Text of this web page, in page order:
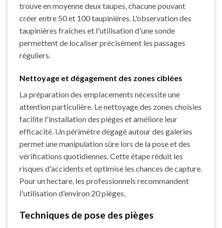
trouve en moyenne deux taupes, chacune pouvant
créer entre 50 et 100 taupinières. L'observation des
taupinières fraîches et l'utilisation d'une sonde
permettent de localiser précisément les passages
réguliers.
Nettoyage et dégagement des zones ciblées
La préparation des emplacements nécessite une
attention particulière. Le nettoyage des zones choisies
facilite l'installation des pièges et améliore leur
efficacité. Un périmètre dégagé autour des galeries
permet une manipulation sûre lors de la pose et des
vérifications quotidiennes. Cette étape réduit les
risques d'accidents et optimise les chances de capture.
Pour un hectare, les professionnels recommandent
l'utilisation d'environ 20 pièges.
Techniques de pose des pièges